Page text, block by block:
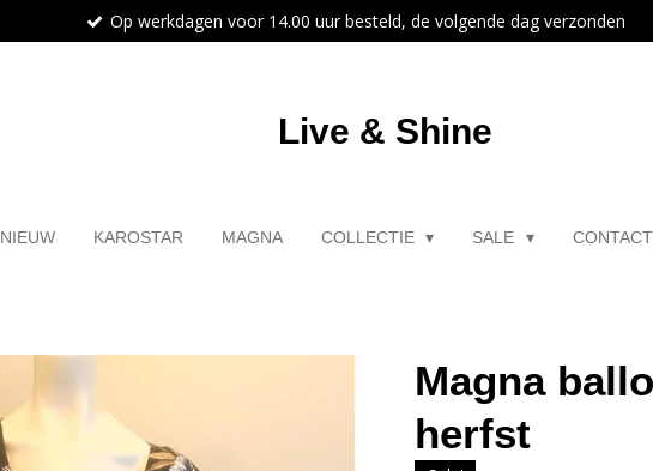
Op werkdagen voor 14.00 uur besteld, de volgende dag verzonden
Live & Shine
NIEUW KAROSTAR MAGNA COLLECTIE SALE
Magna
herfst